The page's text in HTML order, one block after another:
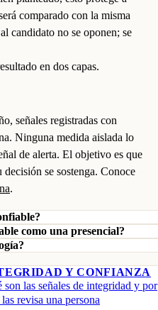
comparado con la misma
candidato no se oponen; se
en dos capas.
señales registradas con
Ninguna medida aislada lo
de alerta. El objetivo es que
se sostenga. Conoce
.
como una presencial?
Y CONFIANZA
son las señales de integridad y por
revisa una persona